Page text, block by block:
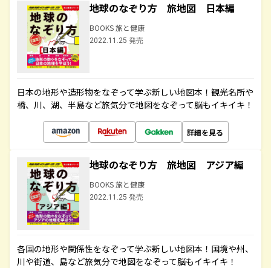
地球のなぞり方 旅地図 日本編
BOOKS 旅と健康
2022.11.25 発売
日本の地形や造形物をなぞって学ぶ新しい地図本！観光名所や
橋、川、湖、半島など旅気分で地図をなぞって脳もイキイキ！
詳細を見る
地球のなぞり方 旅地図 アジア編
BOOKS 旅と健康
2022.11.25 発売
各国の地形や関係性をなぞって学ぶ新しい地図本！国境や州、
川や街道、島など旅気分で地図をなぞって脳もイキイキ！